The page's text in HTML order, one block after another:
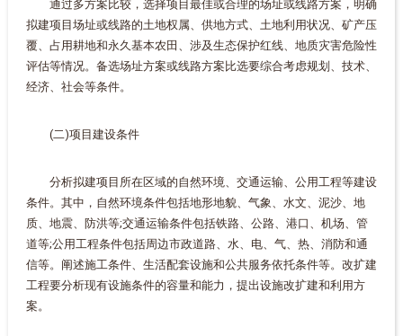
通过多方案比较，选择项目最佳或合理的场址或线路方案，明确
拟建项目场址或线路的土地权属、供地方式、土地利用状况、矿产压
覆、占用耕地和永久基本农田、涉及生态保护红线、地质灾害危险性
评估等情况。备选场址方案或线路方案比选要综合考虑规划、技术、
经济、社会等条件。
(二)项目建设条件
分析拟建项目所在区域的自然环境、交通运输、公用工程等建设
条件。其中，自然环境条件包括地形地貌、气象、水文、泥沙、地
质、地震、防洪等;交通运输条件包括铁路、公路、港口、机场、管
道等;公用工程条件包括周边市政道路、水、电、气、热、消防和通
信等。阐述施工条件、生活配套设施和公共服务依托条件等。改扩建
工程要分析现有设施条件的容量和能力，提出设施改扩建和利用方
案。